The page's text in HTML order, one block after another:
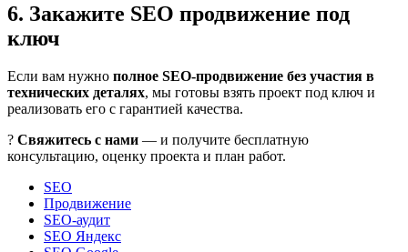
6. Закажите SEO продвижение под
ключ
Если вам нужно полное SEO-продвижение без участия в
технических деталях, мы готовы взять проект под ключ и
реализовать его с гарантией качества.
? Свяжитесь с нами — и получите бесплатную
консультацию, оценку проекта и план работ.
SEO
Продвижение
SEO-аудит
SEO Яндекс